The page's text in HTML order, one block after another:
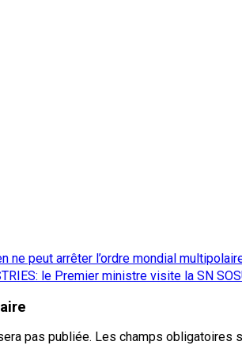
ne peut arrêter l’ordre mondial
le Premier ministre visite la SN
pas publiée. Les champs obligatoires